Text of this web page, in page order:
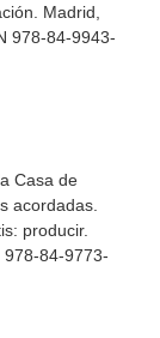
Madrid,
978-84-9943-
Casa de
acordadas.
producir.
978-84-9773-